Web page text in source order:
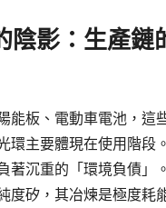
陰影：生產鏈
能板、電動車電池，這
環主要體現在使用階段
著沉重的「環境負債」
度矽，其冶煉是極度耗